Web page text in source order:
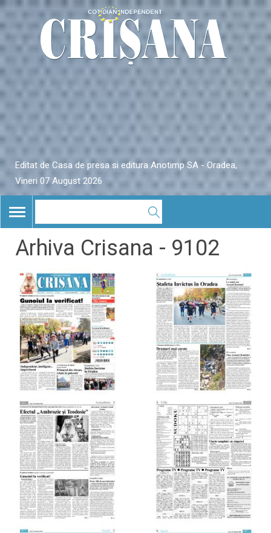
Editat de Casa de presa si editura Anotimp SA - Oradea,
Vineri 07 August 2026
TOGGLE
NAVIGATION
Arhiva Crisana - 9102